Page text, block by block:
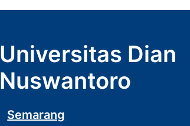
Universitas Dian
Nuswantoro
Semarang